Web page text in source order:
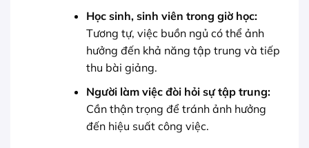
Học sinh, sinh viên trong giờ học:
Tương tự, việc buồn ngủ có thể ảnh
hưởng đến khả năng tập trung và tiếp
thu bài giảng.
Người làm việc đòi hỏi sự tập trung:
Cần thận trọng để tránh ảnh hưởng
đến hiệu suất công việc.